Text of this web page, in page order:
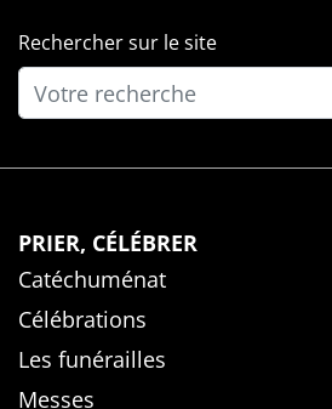
Rechercher sur le site
PRIER, CÉLÉBRER
Catéchuménat
Célébrations
Les funérailles
Messes